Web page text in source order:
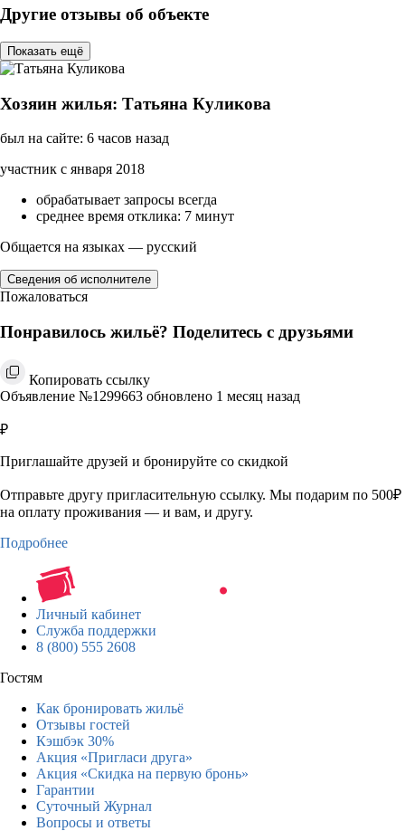
Другие отзывы об объекте
Показать ещё
Хозяин жилья: Татьяна Куликова
был на сайте: 6 часов назад
участник с января 2018
обрабатывает запросы всегда
среднее время отклика: 7 минут
Общается на языках — русский
Сведения об исполнителе
Пожаловаться
Понравилось жильё? Поделитесь с друзьями
Копировать ссылку
Объявление №1299663 обновлено 1 месяц назад
₽
Приглашайте друзей и бронируйте со скидкой
Отправьте другу пригласительную ссылку. Мы подарим по 500₽
на оплату проживания — и вам, и другу.
Подробнее
Личный кабинет
Служба поддержки
8 (800) 555 2608
Гостям
Как бронировать жильё
Отзывы гостей
Кэшбэк 30%
Акция «Пригласи друга»
Акция «Скидка на первую бронь»
Гарантии
Суточный Журнал
Вопросы и ответы